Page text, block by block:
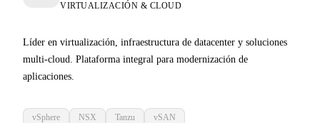
VIRTUALIZACIÓN & CLOUD
Líder en virtualización, infraestructura de datacenter y soluciones
multi-cloud. Plataforma integral para modernización de
aplicaciones.
vSphere NSX Tanzu vSAN